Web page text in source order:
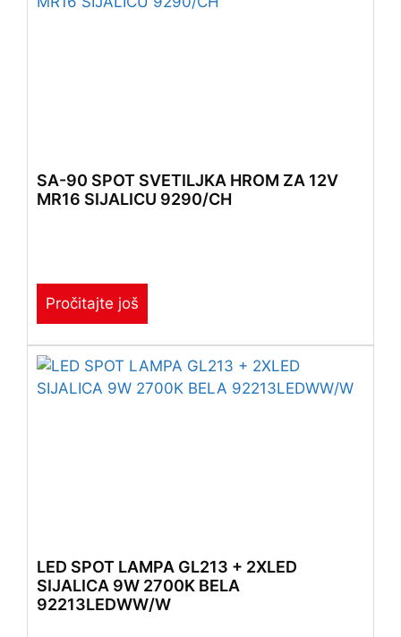
SA-90 SPOT SVETILJKA HROM ZA 12V
MR16 SIJALICU 9290/CH
Pročitajte još
LED SPOT LAMPA GL213 + 2XLED
SIJALICA 9W 2700K BELA
92213LEDWW/W